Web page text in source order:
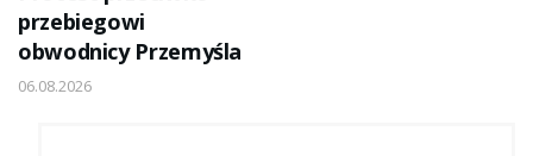
przebiegowi
obwodnicy Przemyśla
06.08.2026